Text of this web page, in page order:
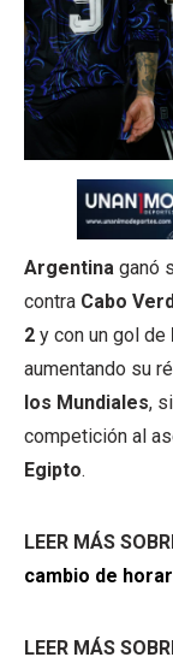
Argentina ganó
contra Cabo
2 y con un gol de
aumentando su
los Mundiales,
competición al
Egipto.
LEER MÁS
cambio de
LEER MÁS